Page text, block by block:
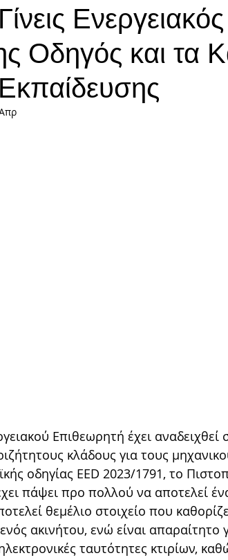
Οδηγός και τα
Επιθεωρητή έχει αναδειχθεί
κλάδους για τους
οδηγίας EED 2023/1791, το
πάψει προ πολλού να αποτελεί
θεμέλιο στοιχείο που
ακινήτου, ενώ είναι απαραίτητο
ταυτότητες κτιρίων,